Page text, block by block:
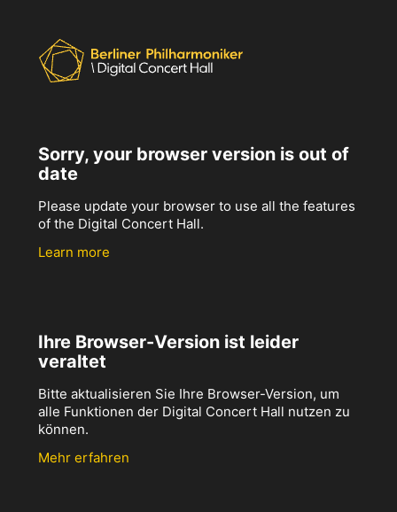
Sorry, your browser version is out of
date
Please update your browser to use all the features
of the Digital Concert Hall.
Learn more
Ihre Browser-Version ist leider
veraltet
Bitte aktualisieren Sie Ihre Browser-Version, um
alle Funktionen der Digital Concert Hall nutzen zu
können.
Mehr erfahren